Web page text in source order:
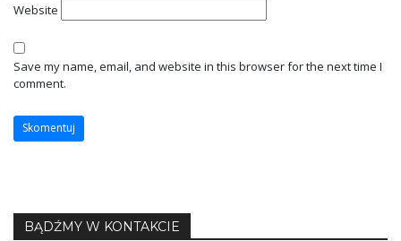
Website
Save my name, email, and website in this browser for the next time I
comment.
BĄDŹMY W KONTAKCIE